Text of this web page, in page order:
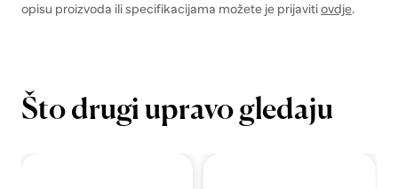
opisu proizvoda ili specifikacijama možete je prijavitiovdje.
Što drugi upravo gledaju